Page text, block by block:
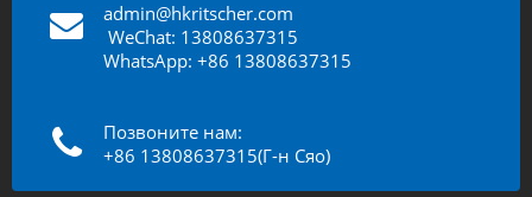
admin@hkritscher.com
WeChat: 13808637315
WhatsApp: +86 13808637315
Позвоните нам:
+86 13808637315(Г-н Сяо)